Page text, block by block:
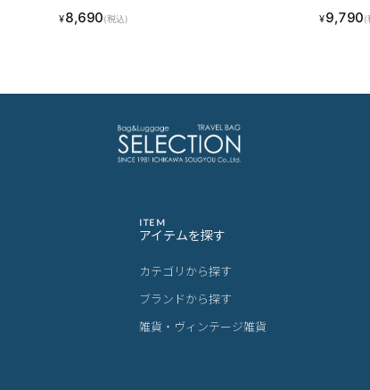
¥8,690(税込) ¥9,790(
ITEM
アイテムを探す
カテゴリから探す
ブランドから探す
雑貨・ヴィンテージ雑貨